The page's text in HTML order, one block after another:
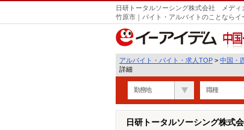
日研トータルソーシング株式会社 メディ
竹原市｜バイト・アルバイトのことならイ
中国
アルバイト・バイト・求人TOP > 中国・
詳細
勤務地 職種
日研トータルソーシング株式